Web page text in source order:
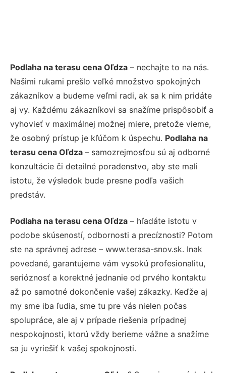
Podlaha na terasu cena Oľdza – nechajte to na nás.
Našimi rukami prešlo veľké množstvo spokojných
zákazníkov a budeme veľmi radi, ak sa k nim pridáte
aj vy. Každému zákazníkovi sa snažíme prispôsobiť a
vyhovieť v maximálnej možnej miere, pretože vieme,
že osobný prístup je kľúčom k úspechu. Podlaha na
terasu cena Oľdza – samozrejmosťou sú aj odborné
konzultácie či detailné poradenstvo, aby ste mali
istotu, že výsledok bude presne podľa vašich
predstáv.
Podlaha na terasu cena Oľdza – hľadáte istotu v
podobe skúseností, odbornosti a precíznosti? Potom
ste na správnej adrese – www.terasa-snov.sk. Inak
povedané, garantujeme vám vysokú profesionalitu,
serióznosť a korektné jednanie od prvého kontaktu
až po samotné dokončenie vašej zákazky. Keďže aj
my sme iba ľudia, sme tu pre vás nielen počas
spolupráce, ale aj v prípade riešenia prípadnej
nespokojnosti, ktorú vždy berieme vážne a snažíme
sa ju vyriešiť k vašej spokojnosti.